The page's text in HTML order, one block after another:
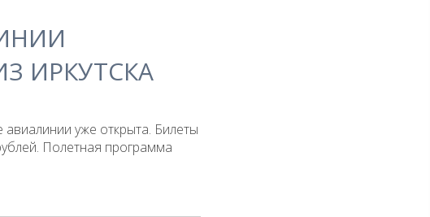
ИРКУТСКА
уже открыта. Билеты
Полетная программа